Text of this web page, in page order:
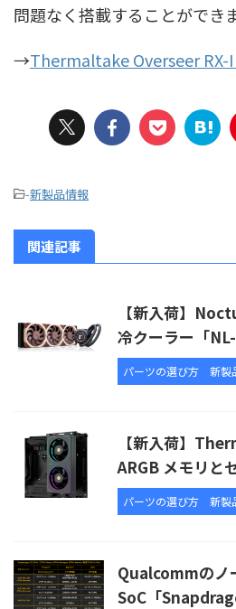
問題なく搭載することができま
→Thermaltake Overseer RX-
-新製品情報
関連記事
【新入荷】
冷クーラー「NL-
パーツの選び方 新製
【新入荷】
ARGB メモリと
パーツの選び方 新製
Qualcommのノ
SoC「